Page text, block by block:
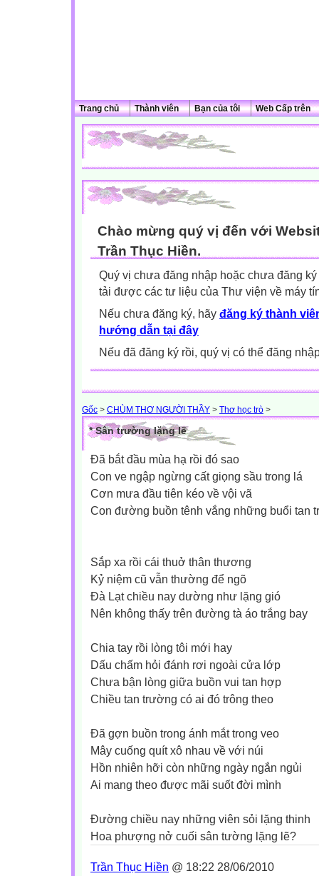
Trang chủ Thành viên Bạn của tôi Web Cấp trên
Chào mừng quý vị đến với
Trần Thục Hiền.
Quý vị chưa đăng nhập hoặc chưa đăng
tải được các tư liệu của Thư viện về máy
Nếu chưa đăng ký, hãy đăng ký thành
hướng dẫn tại đây
Nếu đã đăng ký rồi, quý vị có thể đăng
Gốc > CHÙM THƠ NGƯỜI THẦY > Thơ học trò >
* Sân trường lặng lẽ
Ðã bắt đầu mùa hạ rồi đó sao
Con ve ngập ngừng cất giọng sầu trong lá
Cơn mưa đầu tiên kéo về vội vã
Con đường buồn tênh vắng những buổi tan
Sắp xa rồi cái thuở thân thương
Kỷ niệm cũ vẫn thường để ngõ
Ðà Lạt chiều nay dường như lặng gió
Nên không thấy trên đường tà áo trắng bay
Chia tay rồi lòng tôi mới hay
Dấu chấm hỏi đánh rơi ngoài cửa lớp
Chưa bận lòng giữa buồn vui tan hợp
Chiều tan trường có ai đó trông theo
Ðã gợn buồn trong ánh mắt trong veo
Mây cuống quít xô nhau về với núi
Hồn nhiên hỡi còn những ngày ngắn ngủi
Ai mang theo được mãi suốt đời mình
Ðường chiều nay những viên sỏi lặng thinh
Hoa phượng nở cuối sân tường lặng lẽ?
Trần Thục Hiền @ 18:22 28/06/2010